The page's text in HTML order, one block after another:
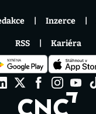
Inzerce
RSS Kariéra